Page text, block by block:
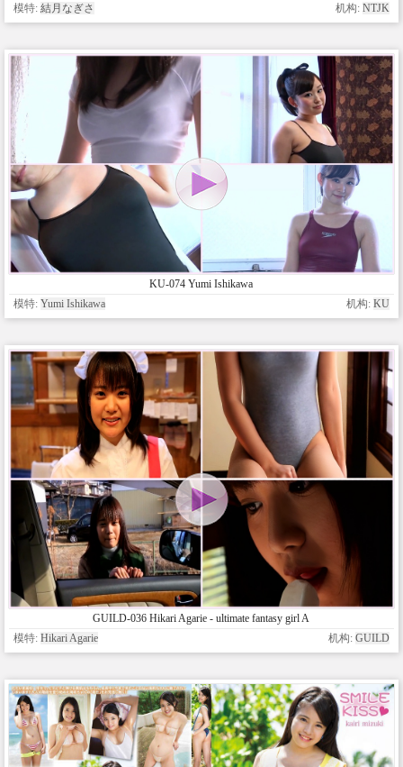
模特: 結月なぎさ 机构: NTJK
KU-074 Yumi Ishikawa
模特: Yumi Ishikawa 机构: KU
GUILD-036 Hikari Agarie - ultimate fantasy girl A
模特: Hikari Agarie 机构: GUILD